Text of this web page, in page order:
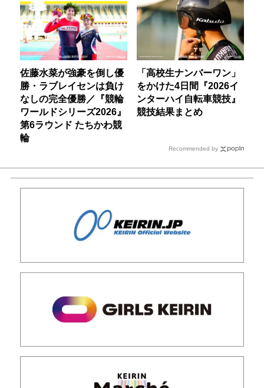
佐藤水菜が強豪を倒し優
勝・ラブレイセンは負け
なしの完全優勝／『競輪
ワールドシリーズ2026』
第6ラウンド たちかわ競
輪
「高校生ナンバーワン」
をかけた4日間『2026イ
ンターハイ自転車競技』
競技結果まとめ
Recommended by